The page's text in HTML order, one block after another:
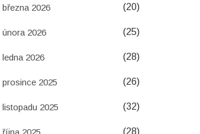
března 2026 (20)
února 2026 (25)
ledna 2026 (28)
prosince 2025 (26)
listopadu 2025 (32)
října 2025 (28)